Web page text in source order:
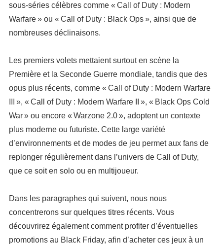
sous-séries célèbres comme « Call of Duty : Modern
Warfare » ou « Call of Duty : Black Ops », ainsi que de
nombreuses déclinaisons.
Les premiers volets mettaient surtout en scène la
Première et la Seconde Guerre mondiale, tandis que des
opus plus récents, comme « Call of Duty : Modern Warfare
III », « Call of Duty : Modern Warfare II », « Black Ops Cold
War » ou encore « Warzone 2.0 », adoptent un contexte
plus moderne ou futuriste. Cette large variété
d’environnements et de modes de jeu permet aux fans de
replonger régulièrement dans l’univers de Call of Duty,
que ce soit en solo ou en multijoueur.
Dans les paragraphes qui suivent, nous nous
concentrerons sur quelques titres récents. Vous
découvrirez également comment profiter d’éventuelles
promotions au Black Friday, afin d’acheter ces jeux à un